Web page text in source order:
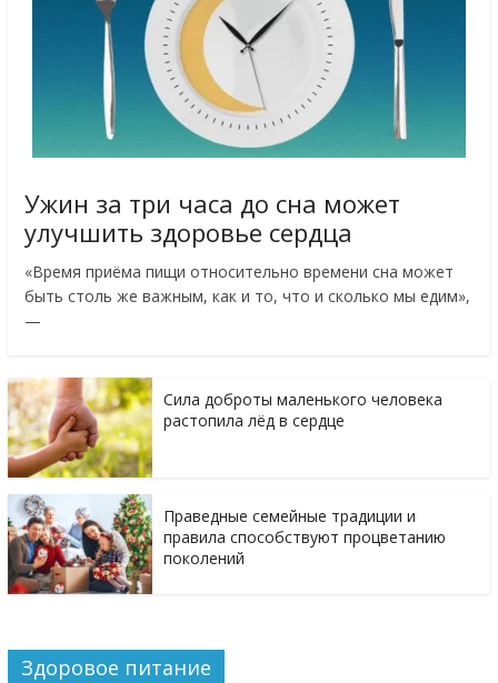
Ужин за три часа до сна может
улучшить здоровье сердца
«Время приёма пищи относительно времени сна может
быть столь же важным, как и то, что и сколько мы едим»,
—
Сила доброты маленького человека
растопила лёд в сердце
Праведные семейные традиции и
правила способствуют процветанию
поколений
Здоровое питание